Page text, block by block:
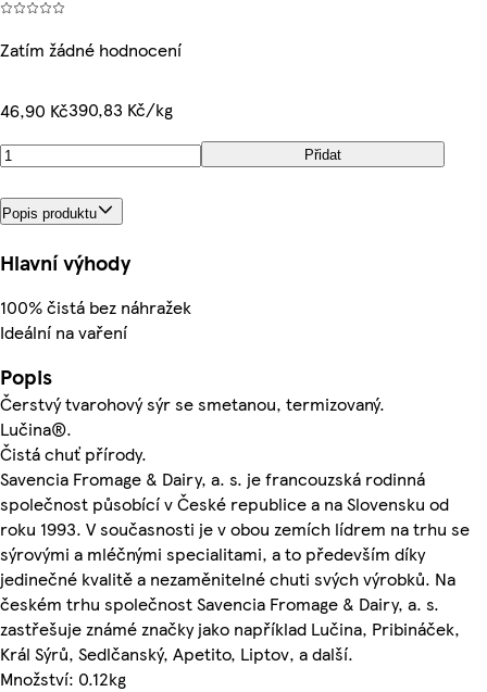
Zatím žádné hodnocení
46,90 Kč390,83 Kč/kg
Přidat
Popis produktu
Hlavní výhody
100% čistá bez náhražek
Ideální na vaření
Popis
Čerstvý tvarohový sýr se smetanou, termizovaný.
Lučina®.
Čistá chuť přírody.
Savencia Fromage & Dairy, a. s. je francouzská rodinná
společnost působící v České republice a na Slovensku od
roku 1993. V současnosti je v obou zemích lídrem na trhu se
sýrovými a mléčnými specialitami, a to především díky
jedinečné kvalitě a nezaměnitelné chuti svých výrobků. Na
českém trhu společnost Savencia Fromage & Dairy, a. s.
zastřešuje známé značky jako například Lučina, Pribináček,
Král Sýrů, Sedlčanský, Apetito, Liptov, a další.
Množství: 0.12kg